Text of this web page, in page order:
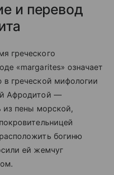
и перевод
греческого
«margarites» означает
греческой мифологии
Афродитой —
из пены морской,
богиню
ей жемчуг